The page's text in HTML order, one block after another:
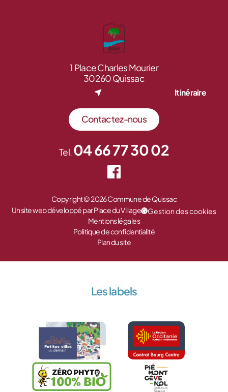
1 Place Charles Mourier
30260 Quissac
Itinéraire
Contactez-nous
Tel.04 66 77 30 02
Copyright © 2026 Commune de Quissac
Un site web développé par Place du Village
Gestion des cookies
Mentions légales
Politique de confidentialité
Plan du site
Les labels